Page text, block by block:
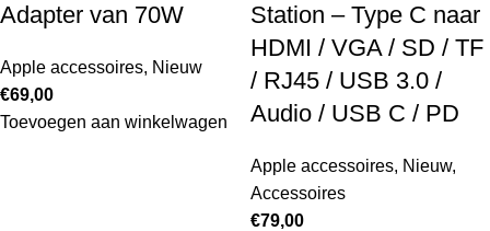
Adapter van 70W
Apple accessoires, Nieuw
€69,00
Toevoegen aan winkelwagen
Station – Type C naar
HDMI / VGA / SD / TF
/ RJ45 / USB 3.0 /
Audio / USB C / PD
Apple accessoires, Nieuw,
Accessoires
€79,00